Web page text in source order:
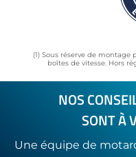
(1) Sous réserve de
boîtes de vitesse. Hors
NOS
SONT À
Une équipe de